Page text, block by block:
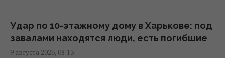
В Геленджике уничтожена позиция С-400,
из которой 8 августа били по Украине, -
Удар по 10-этажному дому в Харькове: под
завалами находятся люди, есть погибшие
9 августа 2026, 08:13